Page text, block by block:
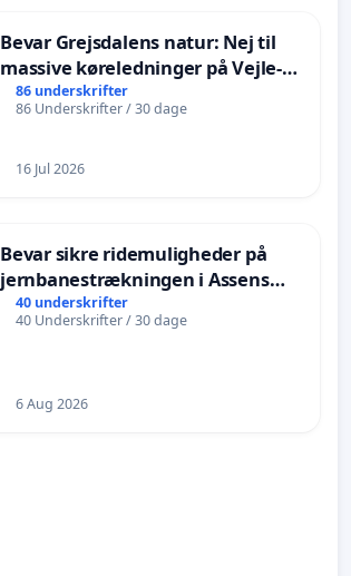
Bevar Grejsdalens natur: Nej til
massive køreledninger på Vejle-
Struer-banen
86 underskrifter
86 Underskrifter / 30 dage
16 Jul 2026
Bevar sikre ridemuligheder på
jernbanestrækningen i Assens
Kommune
40 underskrifter
40 Underskrifter / 30 dage
6 Aug 2026